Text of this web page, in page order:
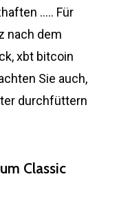
….. Für
nach dem
xbt bitcoin
Sie auch,
durchfüttern
Classic